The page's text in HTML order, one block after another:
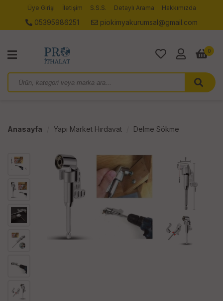
Üye Girişi İletişim S.S.S. Detaylı Arama Hakkımızda
05395986251 piokimyakurumsal@gmail.com
0
Anasayfa Yapı Market Hırdavat Delme Sökme